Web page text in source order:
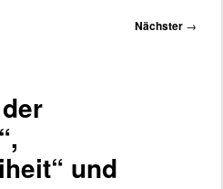
Nächster →
und